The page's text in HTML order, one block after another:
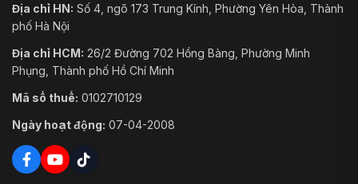
Địa chỉ HN: Số 4, ngõ 173 Trung Kính, Phường Yên Hòa, Thành
phố Hà Nội
Địa chỉ HCM: 26/2 Đường 702 Hồng Bàng, Phường Minh
Phụng, Thành phố Hồ Chí Minh
Mã số thuế: 0102710129
Ngày hoạt động: 07-04-2008